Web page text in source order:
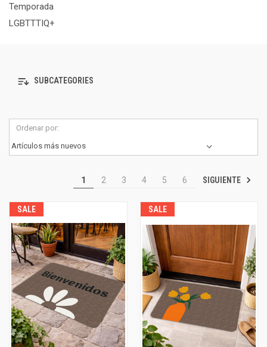
Temporada
LGBTTTIQ+
SUBCATEGORIES
Ordenar por:
1 2 3 4 5 6 SIGUIENTE
SALE SALE